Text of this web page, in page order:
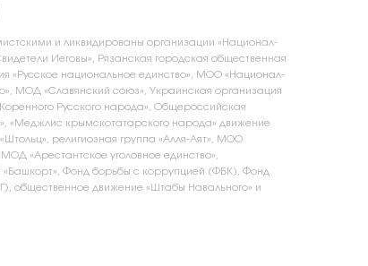
и ликвидированы организации «Национал-
Иеговы», Рязанская городская общественная
«Русское национальное единство», МОО «Национал-
МОД «Славянский союз», Украинская организация
Русского народа», Общероссийская
«Меджлис крымскотатарского народа» движение
религиозная группа «Алля-Аят», МОО
«Арестантское уголовное единство»,
«Башкорт», Фонд борьбы с коррупцией (ФБК), Фонд
общественное движение «Штабы Навального» и